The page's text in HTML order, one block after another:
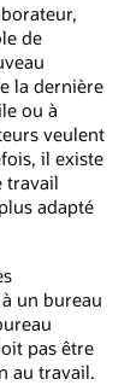
de
la dernière
ou à
veulent
il existe
travail
adapté
un bureau
pas être
au travail.